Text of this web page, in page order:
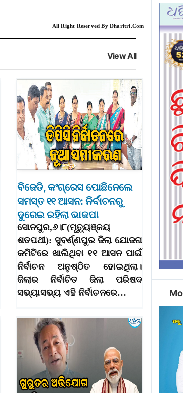
All Right Reserved By Dharitri.Com
View All
ବିଜେଡି, କଂଗ୍ରେସ ପୋଛିନେଲେ
ସମସ୍ତ ୧୧ ଆସନ: ନିର୍ବାଚନରୁ
ଦୁରେଇ ରହିଲା ଭାଜପା
ସୋନପୁର,୬।୮(ମୃତ୍ୟୁଞ୍ଜୟ
ଶତପଥୀ): ସୁବର୍ଣ୍ଣପୁର ଜିଲା ଯୋଜନା
କମିଟିରେ ଖାଲିଥିବା ୧୧ ଆସନ ପାଇଁ
ନିର୍ବାଚନ ଅନୁଷ୍ଠିତ ହୋଇଥିଲା।
ଜିଲାର ନିର୍ବାଚିତ ଜିଲା ପରିଷଦ
ସଭ୍ୟାସଭ୍ୟ ଏହି ନିର୍ବାଚନରେ…